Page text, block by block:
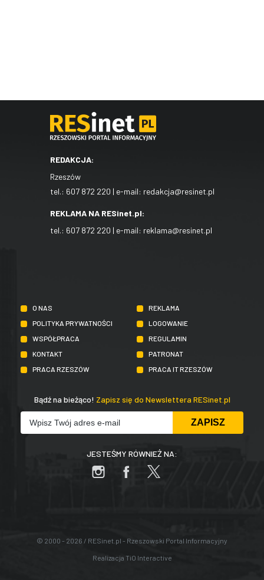
REDAKCJA:
Rzeszów
tel.: 607 872 220 | e-mail: redakcja@resinet.pl
REKLAMA NA RESinet.pl:
tel.: 607 872 220 | e-mail: reklama@resinet.pl
O NAS
REKLAMA
POLITYKA PRYWATNOŚCI
LOGOWANIE
WSPÓŁPRACA
REGULAMIN
KONTAKT
PATRONAT
PRACA RZESZÓW
PRACA IT RZESZÓW
Bądź na bieżąco! Zapisz się do Newslettera RESinet.pl
JESTEŚMY RÓWNIEŻ NA:
© 2000 - 2026 / RESinet.pl - Rzeszowski Portal Informacyjny
Realizacja TiO Interactive